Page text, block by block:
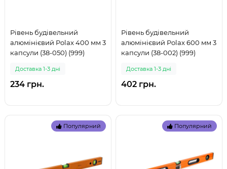
Рівень будівельний
алюмінієвий Polax 400 мм 3
капсули (38-050) (999)
Доставка 1-3 дні
234 грн.
Рівень будівельний
алюмінієвий Polax 600 мм 3
капсули (38-002) (999)
Доставка 1-3 дні
402 грн.
Популярний Популярний